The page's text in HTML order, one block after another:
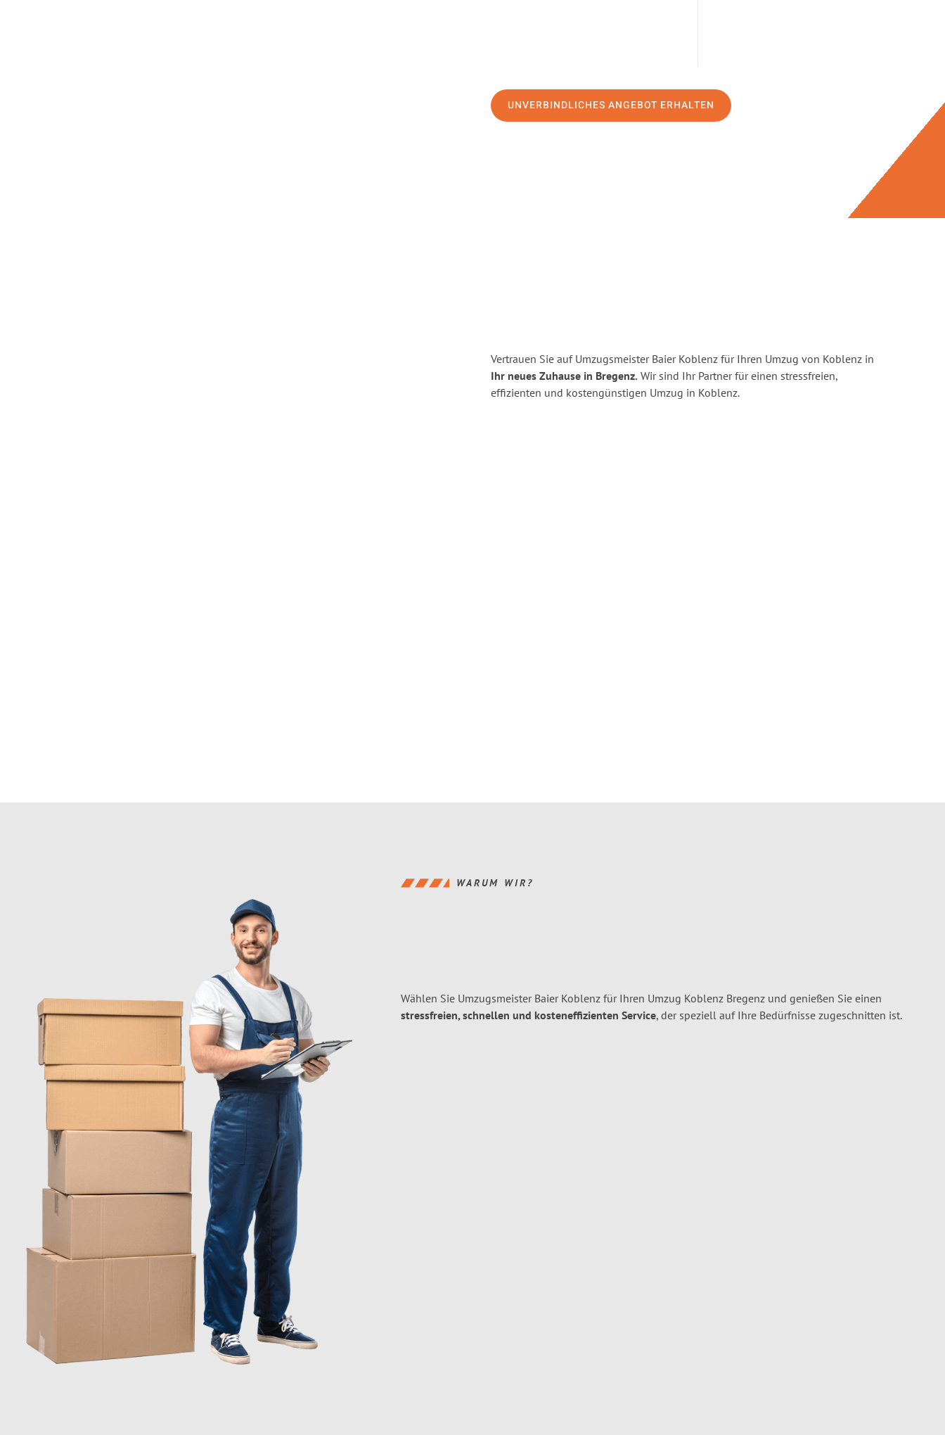
UNVERBINDLICHES ANGEBOT ERHALTEN
Vertrauen Sie auf Umzugsmeister Baier Koblenz für Ihren Umzug von Koblenz in
Ihr neues Zuhause in Bregenz. Wir sind Ihr Partner für einen stressfreien,
effizienten und kostengünstigen Umzug in Koblenz.
WARUM WIR?
Wählen Sie Umzugsmeister Baier Koblenz für Ihren Umzug Koblenz Bregenz und genießen Sie einen
stressfreien, schnellen und kosteneffizienten Service, der speziell auf Ihre Bedürfnisse zugeschnitten ist.